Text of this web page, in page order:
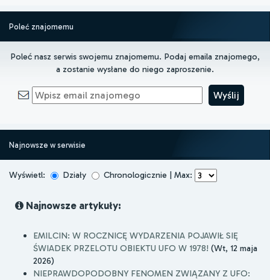
Poleć znajomemu
Poleć nasz serwis swojemu znajomemu. Podaj emaila znajomego,
a zostanie wysłane do niego zaproszenie.
Najnowsze w serwisie
Wyświetl: Działy Chronologicznie | Max:
Najnowsze artykuły:
EMILCIN: W ROCZNICĘ WYDARZENIA POJAWIŁ SIĘ
ŚWIADEK PRZELOTU OBIEKTU UFO W 1978! (Wt, 12 maja
2026)
NIEPRAWDOPODOBNY FENOMEN ZWIĄZANY Z UFO: